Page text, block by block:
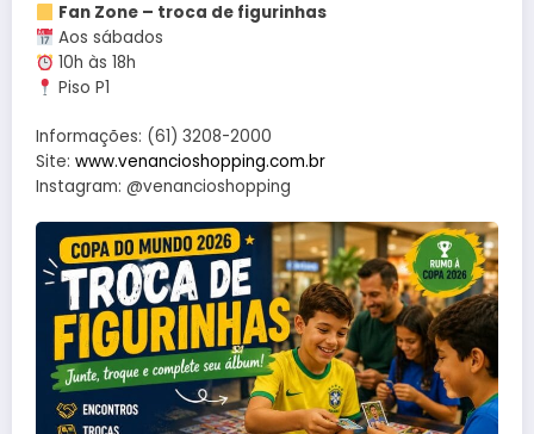
Fan Zone – troca de figurinhas
Aos sábados
10h às 18h
Piso P1
Informações: (61) 3208-2000
Site: www.venancioshopping.com.br
Instagram: @venancioshopping